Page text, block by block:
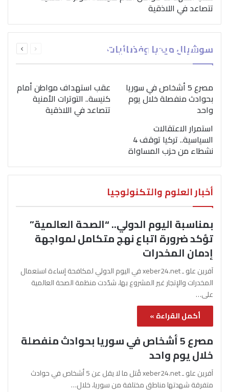
تتصاعد في اللاذقية
سوشيال ميديا وفضائيات الصفحةالصفحة
بمناسبة اليوم الدولي..
“الصحة العالمية” تؤكد
ضرورة اتباع نهج متكامل
لمواجهة إدمان المخدرات
مصرع 5 أشخاص في سوريا
بحوادث منفصلة خلال يوم
واحد
عقب استهداف مواطن أمام
كنيسة.. التوترات الأمنية
تتصاعد في اللاذقية
استمرار الاعتقالات
السياسية.. تركيا توقف 4
نشطاء من حزب المساواة
أخبار العلوم والتكنولوجيا
بمناسبة اليوم الدولي.. “الصحة العالمية”
تؤكد ضرورة اتباع نهج متكامل لمواجهة
إدمان المخدرات
آفرين علو ـ xeber24.net في اليوم الدولي لمكافحة إساءة استعمال
المخدرات والإتجار غير المشروع بها، شدّدت منظمة الصحة العالمية
على…
أكمل القراءة »
مصرع 5 أشخاص في سوريا بحوادث منفصلة
خلال يوم واحد
آفرين علو ـ xeber24.net قُتل ما لا يقل عن 5 أشخاص في حوادث
متفرقة شهدتها مناطق مختلفة من سوريا، خلال…